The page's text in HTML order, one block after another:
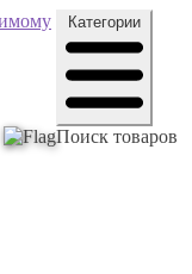
Категории
Поиск товаров